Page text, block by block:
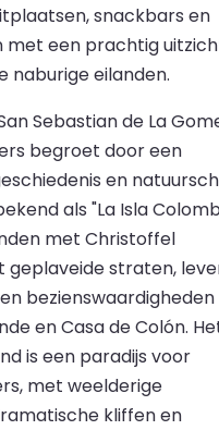
snackbars en
met een prachtig
naburige eilanden.
Sebastian de La
begroet door een
en
als "La Isla
met Christoffel
geplaveide straten,
bezienswaardigheden
en Casa de Colón.
is een paradijs voor
met weelderige
kliffen en